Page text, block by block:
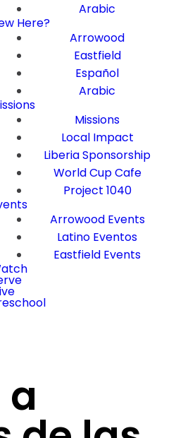
Arabic
Here?
Arrowood
Eastfield
Español
Arabic
Missions
Local Impact
Liberia Sponsorship
World Cup Cafe
Project 1040
Arrowood Events
Latino Eventos
Eastfield Events